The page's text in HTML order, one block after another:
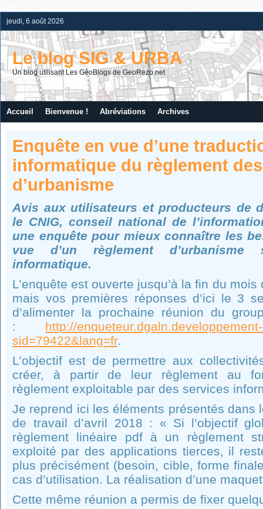
jeudi, 6 août 2026
Le blog SIG & URBA
Un blog utilisant Les GéoBlogs de GeoRezo.net
Accueil Bienvenue ! Abréviations Archives
Enquête en vue d’une
informatique du règlement
d’urbanisme
Avis aux utilisateurs et producteurs de
le CNIG, conseil national de
une enquête pour mieux connaître les
vue d’un règlement
informatique.
L’enquête est ouverte jusqu’à la fin du
mais vos premières réponses d’ici le 3
d’alimenter la prochaine réunion du
: http://
sid=79422&lang=fr.
L’objectif est de permettre aux
créer, à partir de leur règlement au
règlement exploitable par des services
Je reprend ici les éléments présentés dans
de travail d’avril 2018 : « Si l’objectif
règlement linéaire pdf à un règlement
exploité par des applications tierces, il
plus précisément (besoin, cible, forme
cas d’utilisation. La réalisation d’une
Cette même réunion a permis de fixer